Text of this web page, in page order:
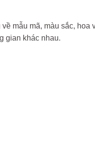
mẫu mã, màu sắc, hoa
gian khác nhau.